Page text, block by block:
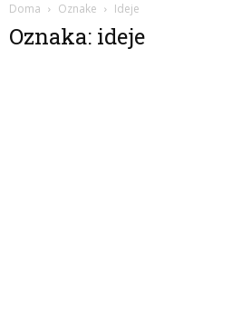
Doma Oznake Ideje
Oznaka: ideje